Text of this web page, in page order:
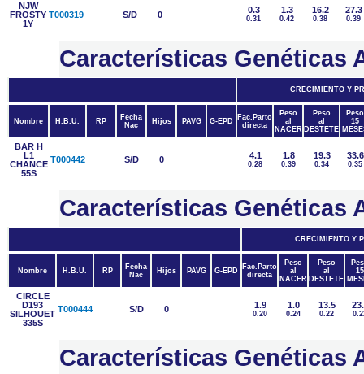
NJW
FROSTY
1Y
T000319 S/D 0 0.3
0.31
1.3
0.42
16.2
0.38
27.3
0.39
Características Genéticas
CRECIMIENTO Y
Nombre H.B.U. RP
Fecha
Nac
Hijos PAVG G-EPD
Fac.Parto
directa
Peso
al
NACER
Peso
al
DESTETE
Peso
15
BAR H
L1
CHANCE
55S
T000442 S/D 0 4.1
0.28
1.8
0.39
19.3
0.34
33.6
0.35
Características Genéticas
CRECIMIENTO Y
Nombre H.B.U. RP
Fecha
Nac
Hijos PAVG G-EPD
Fac.Parto
directa
Peso
al
NACER
Peso
al
DESTETE
15
CIRCLE
D193
SILHOUET
335S
T000444 S/D 0 1.9
0.20
1.0
0.24
13.5
0.22
Características Genéticas